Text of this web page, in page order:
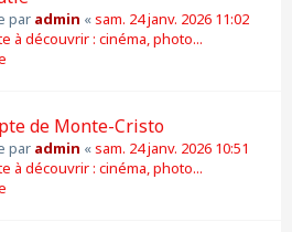
par admin «sam. 24 janv. 2026 11:02
à découvrir : cinéma, photo...
de Monte-Cristo
par admin «sam. 24 janv. 2026 10:51
à découvrir : cinéma, photo...